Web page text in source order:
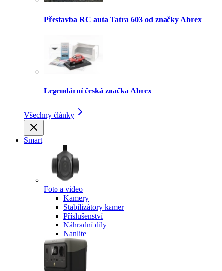
Přestavba RC auta Tatra 603 od značky Abrex
Legendární česká značka Abrex
Všechny články
Smart
Foto a video
Kamery
Stabilizátory kamer
Příslušenství
Náhradní díly
Nanlite